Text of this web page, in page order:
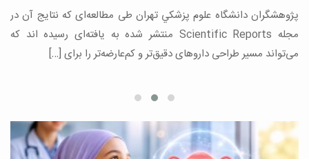
پژوهشگران دانشگاه علوم پزشكي تهران طی مطالعه‌ای که نتایج آن در
مجله Scientific Reports منتشر شده به یافته‌ای رسیده اند که
می‌تواند مسیر طراحی داروهای دقیق‌تر و کم‌عارضه‌تر را برای […]